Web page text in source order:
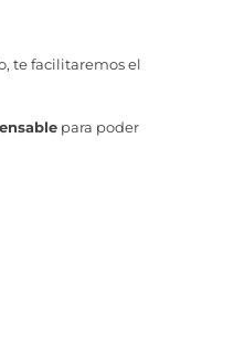
te facilitaremos el
para poder